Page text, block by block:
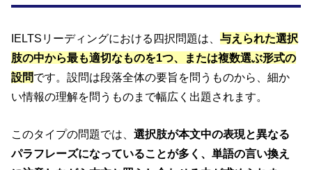
IELTSリーディングにおける四択問題は、与えられた選択
肢の中から最も適切なものを1つ、または複数選ぶ形式の
設問です。設問は段落全体の要旨を問うものから、細か
い情報の理解を問うものまで幅広く出題されます。
このタイプの問題では、選択肢が本文中の表現と異なる
パラフレーズになっていることが多く、単語の言い換え